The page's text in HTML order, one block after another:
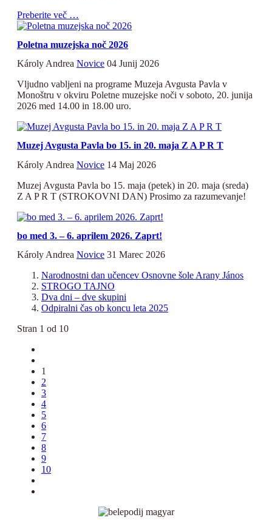
Preberite več …
Poletna muzejska noč 2026
Károly Andrea Novice 04 Junij 2026
Vljudno vabljeni na programe Muzeja Avgusta Pavla v
Monoštru v okviru Poletne muzejske noči v soboto, 20. junija
2026 med 14.00 in 18.00 uro.
Muzej Avgusta Pavla bo 15. in 20. maja Z A P R T
Károly Andrea Novice 14 Maj 2026
Muzej Avgusta Pavla bo 15. maja (petek) in 20. maja (sreda)
Z A P R T (STROKOVNI DAN) Prosimo za razumevanje!
bo med 3. – 6. aprilem 2026. Zaprt!
Károly Andrea Novice 31 Marec 2026
Narodnostni dan učencev Osnovne šole Arany János
STROGO TAJNO
Dva dni – dve skupini
Odpiralni čas ob koncu leta 2025
Stran 1 od 10
1
2
3
4
5
6
7
8
9
10